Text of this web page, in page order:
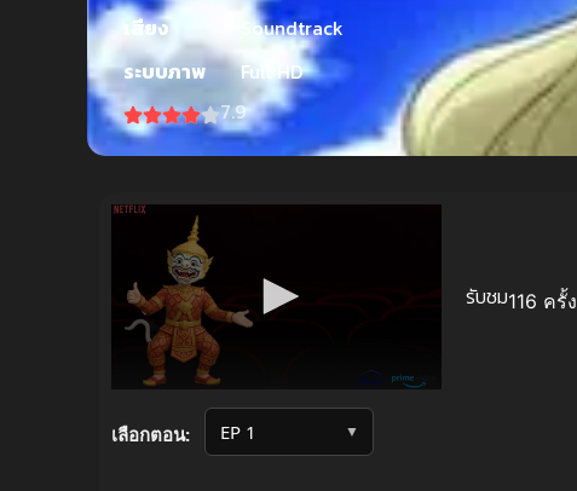
เสียง
Soundtrack
ระบบภาพ
Full HD
7.9
เลือกตอน: ▼
รับชม116 ครั้ง